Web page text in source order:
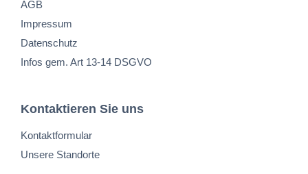
AGB
Impressum
Datenschutz
Infos gem. Art 13-14 DSGVO
Kontaktieren Sie uns
Kontaktformular
Unsere Standorte